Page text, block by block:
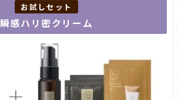
お試しセット
瞬感ハリ密クリーム